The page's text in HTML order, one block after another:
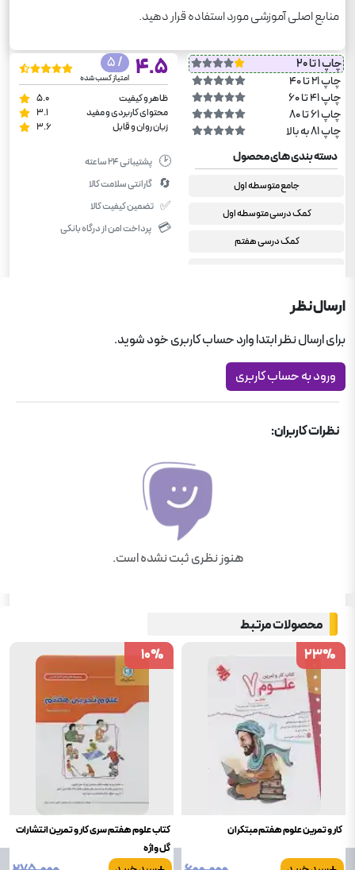
منابع اصلی آموزشی مورد استفاده قرار دهید.
چاپ 1 تا 20
چاپ 21 تا 40
چاپ 41 تا 60
چاپ 61 تا 80
چاپ 81 به بالا
4.5
/ 5
امتیاز کسب شده
ظاهر و کیفیت
5.0
محتوای کاربردی و مفید
3.1
زبان روان و قابل
3.6
دسته بندی های محصول
جامع متوسطه اول
کمک درسی متوسطه اول
کمک درسی هفتم
🕑 پشتیبانی ۲۴ ساعته
🔄 گارانتی سلامت کالا
✅ تضمین کیفیت کالا
💳 پرداخت امن از درگاه بانکی
ارسال نظر
برای ارسال نظر ابتدا وارد حساب کاربری خود شوید.
ورود به حساب کاربری
نظرات کاربران:
هنوز نظری ثبت نشده است.
محصولات مرتبط
کار و تمرین علوم هفتم مبتکران
23%
23%
کتاب علوم هفتم سری کار و تمرین انتشارات
گل واژه
10%
10%